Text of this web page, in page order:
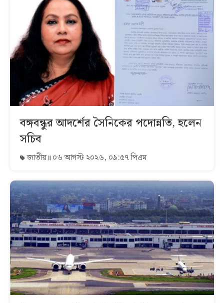
বঙ্গবন্ধুর আদর্শের সৈনিকের পদোন্নতি, হলেন
সচিব
জাতীয় ০৬ আগস্ট ২০২৬, ০৯:৫৭ পিএম